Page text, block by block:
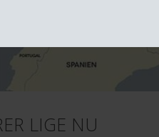
LIGE NU